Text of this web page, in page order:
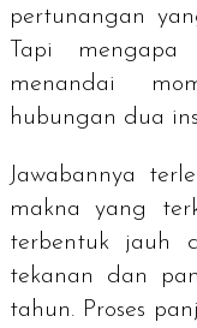
pertunangan
Tapi
menandai
hubungan dua
Jawabannya
makna yang
terbentuk jauh
tekanan dan
tahun. Proses